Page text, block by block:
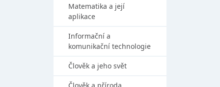
Matematika a její
aplikace
Informační a
komunikační technologie
Člověk a jeho svět